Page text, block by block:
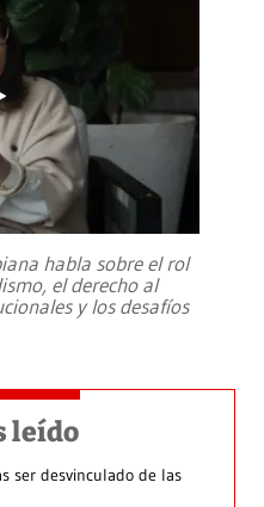
habla sobre el rol
el derecho al
y los desafíos
leído
ser desvinculado de las